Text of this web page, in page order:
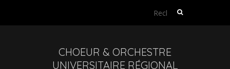
Rechercher :
CHOEUR & ORCHESTRE
UNIVERSITAIRE RÉGIONAL